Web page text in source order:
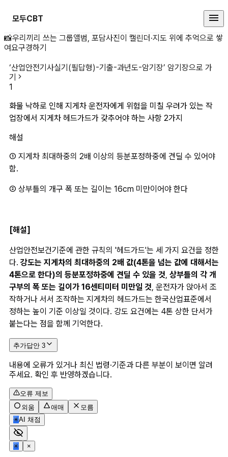
모두CBT
화물 낙하로 인해 지게 상세 페이지
📸우리끼리 쓰는 그룹앨범, 포담사진이 캘린더·지도 위에 추억으로 쌓
여요구경하기
‘산업안전기사실기(필답형)-기출-과년도-암기장’ 암기장으로 가
기
1
화물 낙하로 인해 지게차 운전자에게 위험을 미칠 우려가 있는 작
업장에서 지게차 헤드가드가 갖추어야 하는 사항 2가지
해설
① 지게차 최대하중의 2배 이상의 등분포정하중에 견딜 수 있어야
함.
② 상부틀의 개구 폭 또는 길이는 16cm 미만이어야 한다
[해설]
산업안전보건기준에 관한 규칙의 '헤드가드'는 세 가지 요건을 정한
다. 강도는 지게차의 최대하중의 2배 값(4톤을 넘는 값에 대해서는
4톤으로 한다)의 등분포정하중에 견딜 수 있을 것, 상부틀의 각 개
구부의 폭 또는 길이가 16센티미터 미만일 것, 운전자가 앉아서 조
작하거나 서서 조작하는 지게차의 헤드가드는 한국산업표준에서
정하는 높이 기준 이상일 것이다. 강도 요건에는 4톤 상한 단서가
붙는다는 점을 함께 기억한다.
추가답안 3
내용에 오류가 있거나 최신 법령·기준과 다른 부분이 보이면 알려
주세요. 확인 후 반영하겠습니다.
오류 제보
외움
애매
모름
✳AI 채점
✳ ×